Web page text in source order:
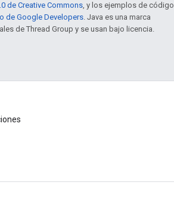
de Creative Commons, y los ejemplos de código
de Google Developers. Java es una marca
de Thread Group y se usan bajo licencia.